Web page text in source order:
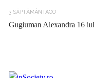
3 SĂPTĂMÂNI AGO
Gugiuman Alexandra 16